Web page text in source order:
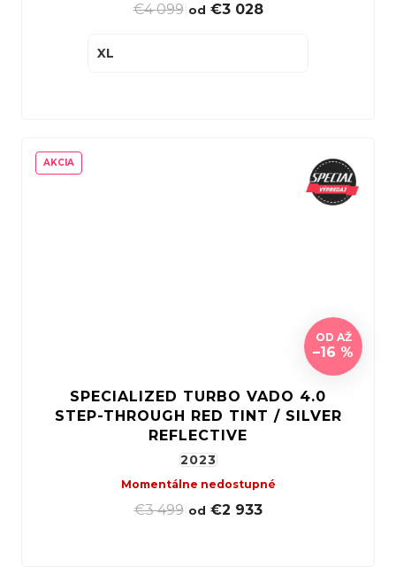
€4 099| od €3 028
XL
AKCIA
OD AŽ
–16 %
SPECIALIZED TURBO VADO 4.0
STEP-THROUGH RED TINT / SILVER
REFLECTIVE
2023
Momentálne nedostupné
€3 499| od €2 933